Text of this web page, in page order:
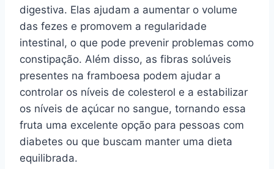
digestiva. Elas ajudam a aumentar o volume
das fezes e promovem a regularidade
intestinal, o que pode prevenir problemas como
constipação. Além disso, as fibras solúveis
presentes na framboesa podem ajudar a
controlar os níveis de colesterol e a estabilizar
os níveis de açúcar no sangue, tornando essa
fruta uma excelente opção para pessoas com
diabetes ou que buscam manter uma dieta
equilibrada.